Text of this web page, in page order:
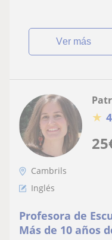
ver más
25
★
Cambrils
Inglés
Profesora de
Más de 10 años